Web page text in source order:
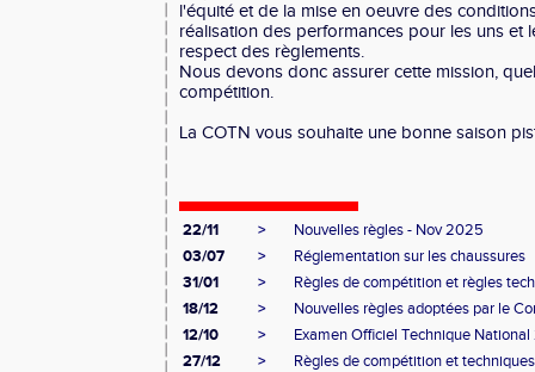
l'équité et de la mise en oeuvre des
réalisation des performances pour les uns et
respect des règlements.
Nous devons donc assurer cette mission,
compétition.
La COTN vous souhaite une bonne saison
22/11 >
Nouvelles règles - Nov 2025
03/07
>
Réglementation sur les chaussures
31/01
>
Règles de compétition et règles
18/12
>
Nouvelles règles adoptées par le
12/10
>
Examen Officiel Technique
27/12
>
Règles de compétition et